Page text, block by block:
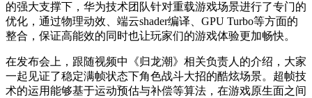
的强大支撑下，华为技术团队针对重载游戏场景进行了专门的
优化，通过物理动效、端云shader编译、GPU Turbo等方面的
整合，保证高能效的同时也让玩家们的游戏体验更加畅快。
在发布会上，跟随视频中《归龙潮》相关负责人的介绍，大家
一起见证了稳定满帧状态下角色战斗大招的酷炫场景。超帧技
术的运用能够基于运动预估与补偿等算法，在游戏原生面之间